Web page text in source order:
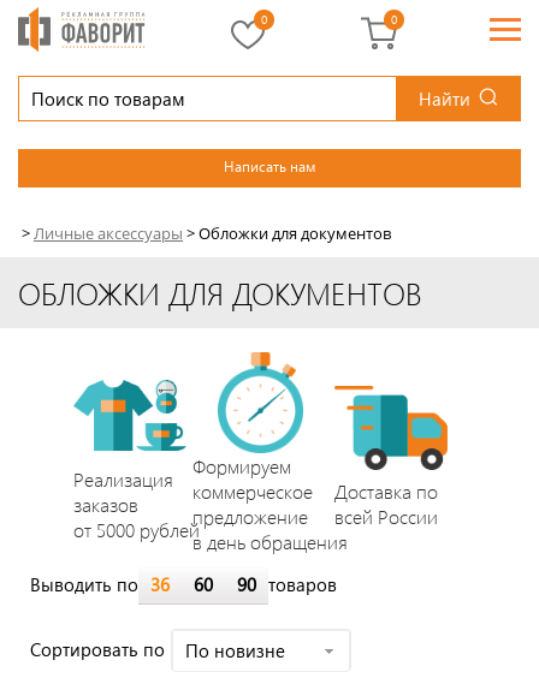
Найти
Написать нам
0 0
>Личные аксессуары >Обложки для документов
ОБЛОЖКИ ДЛЯ ДОКУМЕНТОВ
Реализация
заказов
от 5000 рублей
Формируем
коммерческое
предложение
в день обращения
Доставка по
всей России
Выводить по 36 60 90 товаров
Cортировать по По новизне